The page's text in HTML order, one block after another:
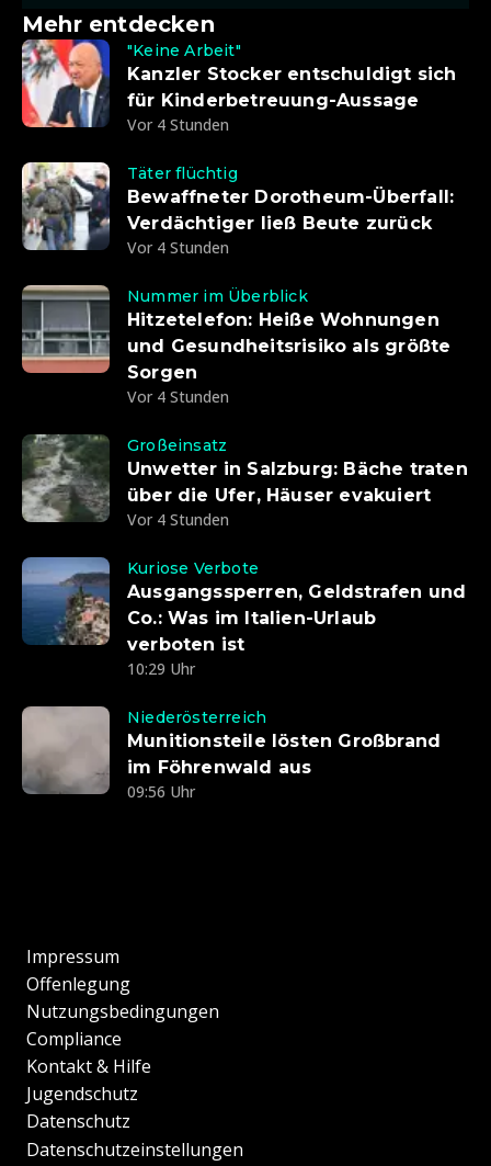
Mehr entdecken
"Keine Arbeit"
Kanzler Stocker entschuldigt sich
für Kinderbetreuung-Aussage
Vor 4 Stunden
Täter flüchtig
Bewaffneter Dorotheum-Überfall:
Verdächtiger ließ Beute zurück
Vor 4 Stunden
Nummer im Überblick
Hitzetelefon: Heiße Wohnungen
und Gesundheitsrisiko als größte
Sorgen
Vor 4 Stunden
Großeinsatz
Unwetter in Salzburg: Bäche traten
über die Ufer, Häuser evakuiert
Vor 4 Stunden
Kuriose Verbote
Ausgangssperren, Geldstrafen und
Co.: Was im Italien-Urlaub
verboten ist
10:29 Uhr
Niederösterreich
Munitionsteile lösten Großbrand
im Föhrenwald aus
09:56 Uhr
Impressum
Offenlegung
Nutzungsbedingungen
Compliance
Kontakt & Hilfe
Jugendschutz
Datenschutz
Datenschutzeinstellungen